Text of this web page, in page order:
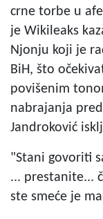
crne torbe u
je Wikileaks
Njonju koji je
BiH, što
povišenim
nabrajanja
Jandroković
"Stani govoriti
... prestanite...
ste smeće je